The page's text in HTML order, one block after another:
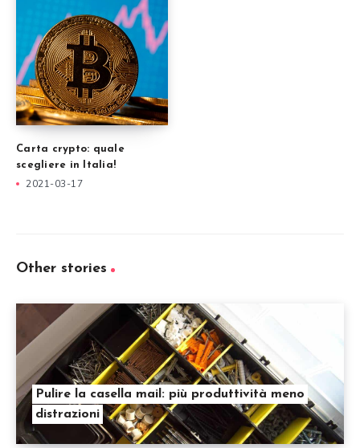
Carta crypto: quale
scegliere in Italia!
2021-03-17
Other stories
Pulire la casella mail: più produttività meno
distrazioni